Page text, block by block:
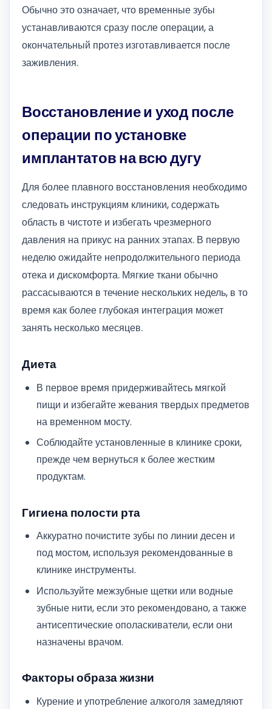
Обычно это означает, что временные зубы
устанавливаются сразу после операции, а
окончательный протез изготавливается после
заживления.
Восстановление и уход после
операции по установке
имплантатов на всю дугу
Для более плавного восстановления необходимо
следовать инструкциям клиники, содержать
область в чистоте и избегать чрезмерного
давления на прикус на ранних этапах. В первую
неделю ожидайте непродолжительного периода
отека и дискомфорта. Мягкие ткани обычно
рассасываются в течение нескольких недель, в то
время как более глубокая интеграция может
занять несколько месяцев.
Диета
В первое время придерживайтесь мягкой
пищи и избегайте жевания твердых предметов
на временном мосту.
Соблюдайте установленные в клинике сроки,
прежде чем вернуться к более жестким
продуктам.
Гигиена полости рта
Аккуратно почистите зубы по линии десен и
под мостом, используя рекомендованные в
клинике инструменты.
Используйте межзубные щетки или водные
зубные нити, если это рекомендовано, а также
антисептические ополаскиватели, если они
назначены врачом.
Факторы образа жизни
Курение и употребление алкоголя замедляют